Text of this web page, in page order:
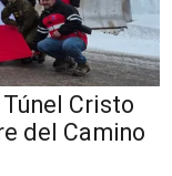
Cristo
del Camino